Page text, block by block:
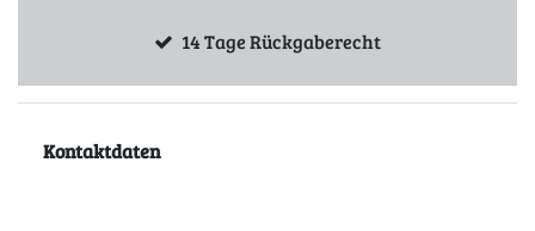
14 Tage Rückgaberecht
Kontaktdaten